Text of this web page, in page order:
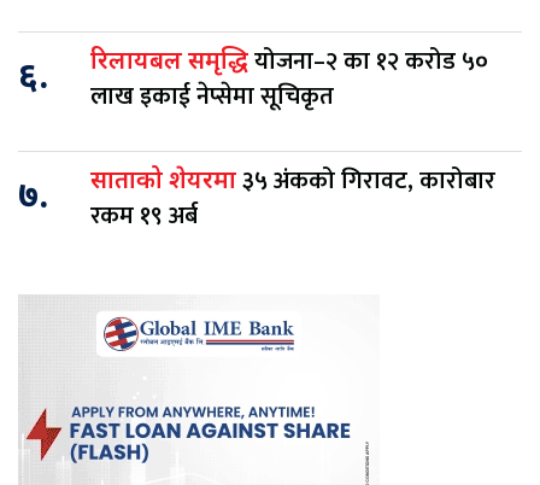
६. रिलायबल समृद्धियोजना–२ का १२ करोड ५०
लाख इकाई नेप्सेमा सूचिकृत
७. साताको शेयरमा३५ अंकको गिरावट, कारोबार
रकम १९ अर्ब